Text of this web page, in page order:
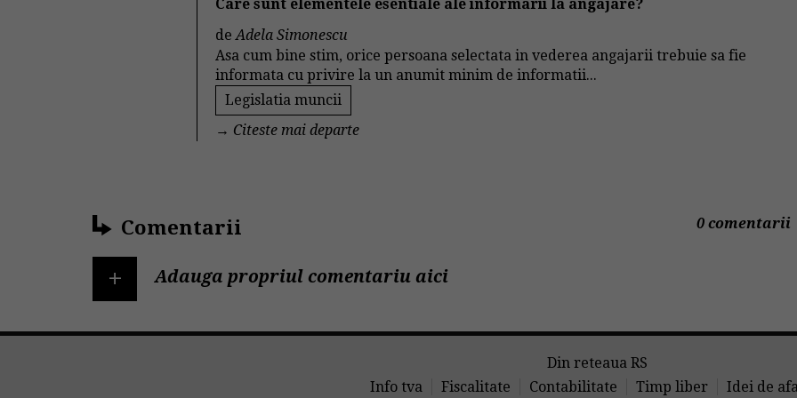
Care sunt elementele esentiale ale informarii la angajare?
deAdela Simonescu
Asa cum bine stim, orice persoana selectata in vederea angajarii trebuie sa fie
informata cu privire la un anumit minim de informatii...
Legislatia muncii
→ Citeste mai departe
Comentarii 0 comentarii
+ Adauga propriul comentariu aici
Din reteaua RS
Info tva
Fiscalitate Contabilitate Timp liber Idei de